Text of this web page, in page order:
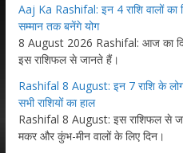
Aaj Ka Rashifal: इन 4 राशि वालों
सम्मान तक बनेंगे योग
8 August 2026 Rashifal: आज का
इस राशिफल से जानते हैं।
Rashifal 8 August: इन 7 राशि के
सभी राशियों का हाल
Rashifal 8 August: इस राशिफल से
मकर और कुंभ-मीन वालों के लिए दिन।